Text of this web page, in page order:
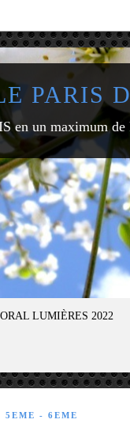
PARIS
en un maximum
LUMIÈRES 2022
5EME - 6EME